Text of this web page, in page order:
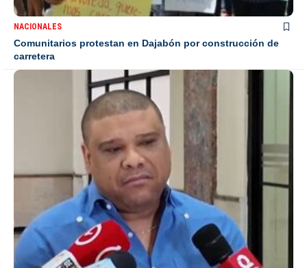
NACIONALES
Comunitarios protestan en Dajabón por construcción de
carretera